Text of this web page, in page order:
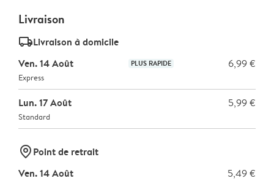
Livraison
delivery_standard_v2Livraison à domicile
Ven. 14 Août
PLUS RAPIDE 6,99 €
Express
Lun. 17 Août 5,99 €
Standard
marker-pinPoint de retrait
Ven. 14 Août
5,49 €